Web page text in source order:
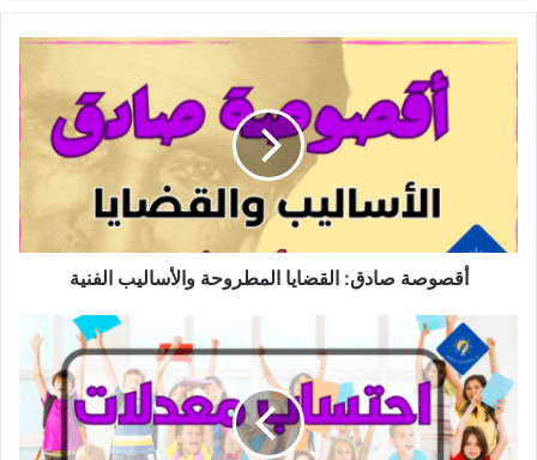
أقصوصة
صادق:
القضايا
المطروحة
والأساليب
أقصوصة صادق: القضايا المطروحة والأساليب الفنية
احتساب
معدل
السنة
الأولى
ابتدائي